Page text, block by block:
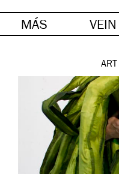
MÁS VEIN
ART